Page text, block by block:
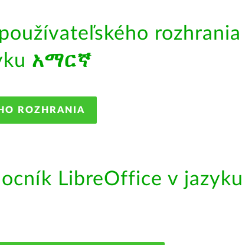
rozhrania
አማርኛ
ROZHRANIA
LibreOffice v jazyku